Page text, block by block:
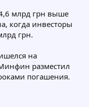
млрд грн выше
когда инвесторы
грн.
на
разместил
погашения.